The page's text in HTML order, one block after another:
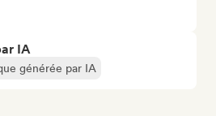
IA
générée par IA